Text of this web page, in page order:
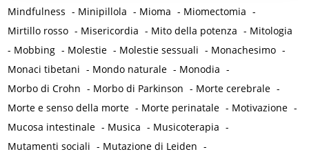
Mindfulness - Minipillola - Mioma - Miomectomia -
Mirtillo rosso - Misericordia - Mito della potenza - Mitologia
- Mobbing - Molestie - Molestie sessuali - Monachesimo -
Monaci tibetani - Mondo naturale - Monodia -
Morbo di Crohn - Morbo di Parkinson - Morte cerebrale -
Morte e senso della morte - Morte perinatale - Motivazione -
Mucosa intestinale - Musica - Musicoterapia -
Mutamenti sociali - Mutazione di Leiden -